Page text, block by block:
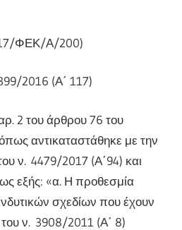
ΦΕΚ/Α/200)
2016 (Α΄ 117)
2 του άρθρου 76 του
αντικαταστάθηκε με την
ν. 4479/2017 (Α΄94) και
ως εξής: «α. Η προθεσμία
σχεδίων που έχουν
του ν. 3908/2011 (Α΄ 8)